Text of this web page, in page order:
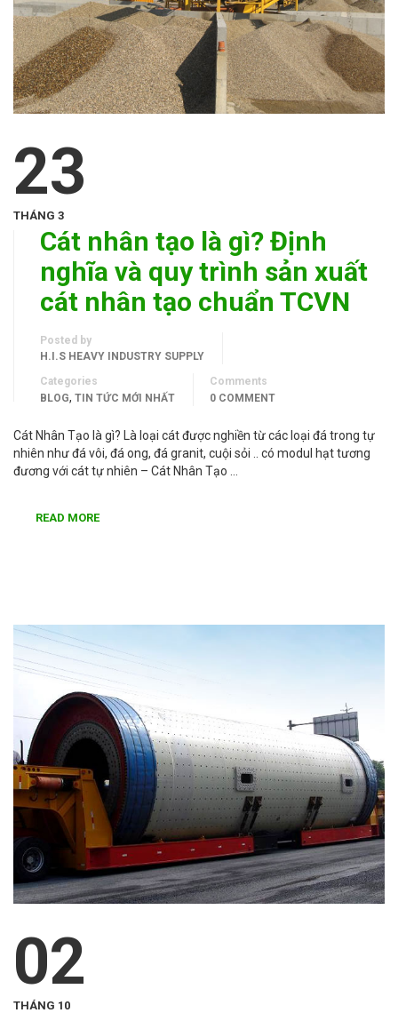
23
THÁNG 3
Cát nhân tạo là gì? Định
nghĩa và quy trình sản xuất
cát nhân tạo chuẩn TCVN
Posted by
H.I.S HEAVY INDUSTRY SUPPLY
Categories
BLOG, TIN TỨC MỚI NHẤT
Comments
0 COMMENT
Cát Nhân Tạo là gì? Là loại cát được nghiền từ các loại đá trong tự
nhiên như đá vôi, đá ong, đá granit, cuội sỏi .. có modul hạt tương
đương với cát tự nhiên – Cát Nhân Tạo …
READ MORE
02
THÁNG 10